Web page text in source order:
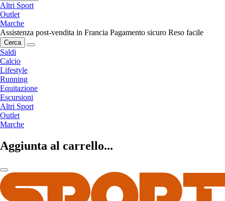
Altri Sport
Outlet
Marche
Assistenza post-vendita in Francia Pagamento sicuro Reso facile
Cerca
Saldi
Calcio
Lifestyle
Running
Equitazione
Escursioni
Altri Sport
Outlet
Marche
Aggiunta al carrello...